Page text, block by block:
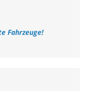
Fahrzeuge!